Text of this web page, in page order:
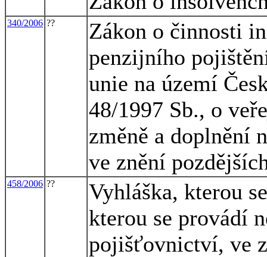
340/2006 ??
Zákon o činnosti
penzijního
unie na území
48/1997 Sb., o
změně a doplnění
ve znění
458/2006 ??
Vyhláška, kterou
kterou se provádí
pojišťovnictví, ve